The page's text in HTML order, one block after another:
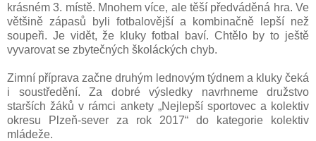
krásném 3. místě. Mnohem více, ale těší předváděná hra. Ve
většině zápasů byli fotbalovější a kombinačně lepší než
soupeři. Je vidět, že kluky fotbal baví. Chtělo by to ještě
vyvarovat se zbytečných školáckých chyb.
Zimní příprava začne druhým lednovým týdnem a kluky čeká
i soustředění. Za dobré výsledky navrhneme družstvo
starších žáků v rámci ankety „Nejlepší sportovec a kolektiv
okresu Plzeň-sever za rok 2017“ do kategorie kolektiv
mládeže.